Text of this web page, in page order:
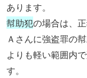
あります。
幇助犯の場合は、
Ａさんに強盗罪の
よりも軽い範囲内
す。